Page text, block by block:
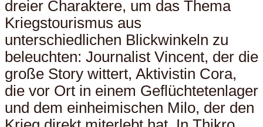
dreier Charaktere, um das Thema
Kriegstourismus aus
unterschiedlichen Blickwinkeln zu
beleuchten: Journalist Vincent, der die
große Story wittert, Aktivistin Cora,
die vor Ort in einem Geflüchtetenlager
und dem einheimischen Milo, der den